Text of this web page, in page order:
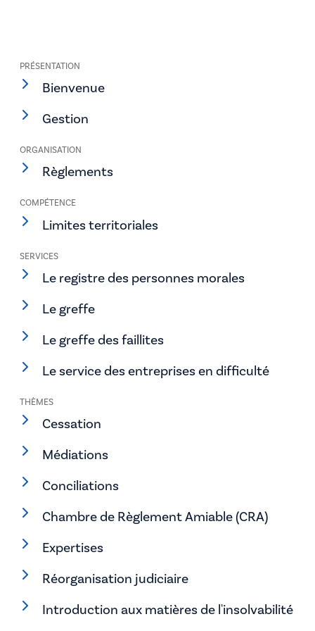
PRÉSENTATION
Bienvenue
Gestion
ORGANISATION
Règlements
COMPÉTENCE
Limites territoriales
SERVICES
Le registre des personnes morales
Le greffe
Le greffe des faillites
Le service des entreprises en difficulté
THÈMES
Cessation
Médiations
Conciliations
Chambre de Règlement Amiable (CRA)
Expertises
Réorganisation judiciaire
Introduction aux matières de l'insolvabilité